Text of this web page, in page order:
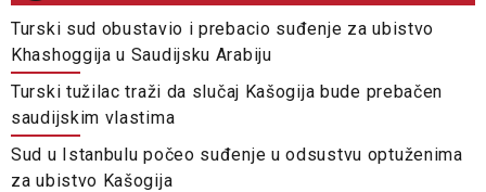
Turski sud obustavio i prebacio suđenje za ubistvo
Khashoggija u Saudijsku Arabiju
Turski tužilac traži da slučaj Kašogija bude prebačen
saudijskim vlastima
Sud u Istanbulu počeo suđenje u odsustvu optuženima
za ubistvo Kašogija